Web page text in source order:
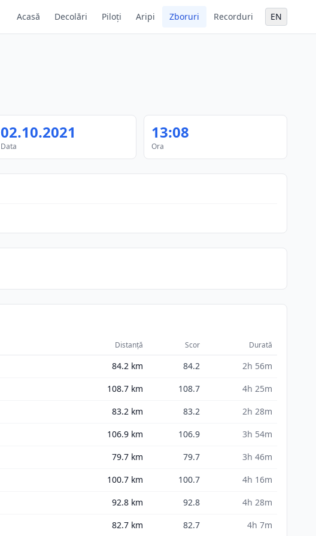
Acasă Decolări Piloți Aripi Zboruri Recorduri EN
02.10.2021
Data
13:08
Ora
Distanță Scor Durată
84.2 km 84.2
2h 56m
108.7 km 108.7
4h 25m
83.2 km 83.2
2h 28m
106.9 km 106.9
3h 54m
79.7 km 79.7
3h 46m
100.7 km 100.7
4h 16m
92.8 km 92.8
4h 28m
82.7 km 82.7 4h 7m